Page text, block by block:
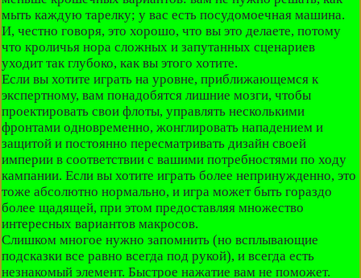
мыть каждую тарелку; у вас есть посудомоечная машина.
И, честно говоря, это хорошо, что вы это делаете, потому
что кроличья нора сложных и запутанных сценариев
уходит так глубоко, как вы этого хотите.
Если вы хотите играть на уровне, приближающемся к
экспертному, вам понадобятся лишние мозги, чтобы
проектировать свои флоты, управлять несколькими
фронтами одновременно, жонглировать нападением и
защитой и постоянно пересматривать дизайн своей
империи в соответствии с вашими потребностями по ходу
кампании. Если вы хотите играть более непринужденно, это
тоже абсолютно нормально, и игра может быть гораздо
более щадящей, при этом предоставляя множество
интересных вариантов макросов.
Слишком многое нужно запомнить (но всплывающие
подсказки все равно всегда под рукой), и всегда есть
незнакомый элемент. Быстрое нажатие вам не поможет.